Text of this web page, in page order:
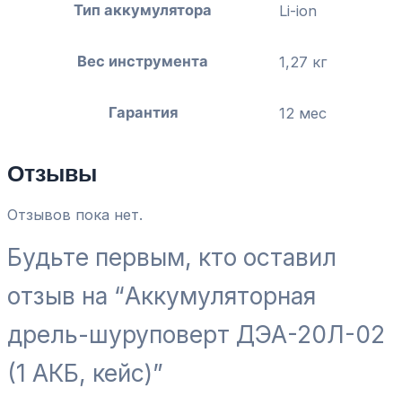
Тип аккумулятора Li-ion
Вес инструмента 1,27 кг
Гарантия 12 мес
Отзывы
Отзывов пока нет.
Будьте первым, кто оставил
отзыв на “Аккумуляторная
дрель-шуруповерт ДЭА-20Л-02
(1 АКБ, кейс)”